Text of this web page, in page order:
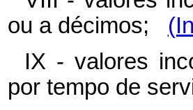
ou a décimos;
IX - valores
por tempo de